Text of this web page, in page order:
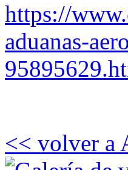
https://
aduanas-
<< volver a